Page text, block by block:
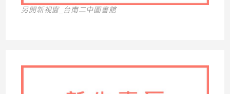
另開新視窗_台南二中圖書館